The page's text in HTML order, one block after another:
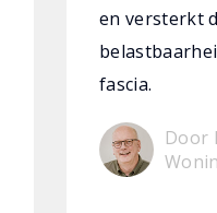
en versterkt
fascia.
Door